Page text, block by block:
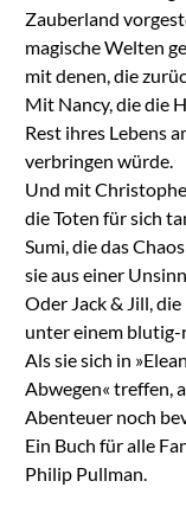
Zauberland
magische Welten
mit denen, die
Mit Nancy, die die
Rest ihres Lebens
verbringen würde.
Und mit
die Toten für sich
Sumi, die das
sie aus einer
Oder Jack & Jill,
unter einem
Als sie sich in
Abwegen« treffen,
Abenteuer noch
Ein Buch für alle
Philip Pullman.